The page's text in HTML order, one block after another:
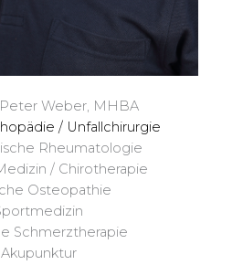
Weber, MHBA
/ Unfallchirurgie
Rheumatologie
/ Chirotherapie
Osteopathie
Schmerztherapie
Akupunktur